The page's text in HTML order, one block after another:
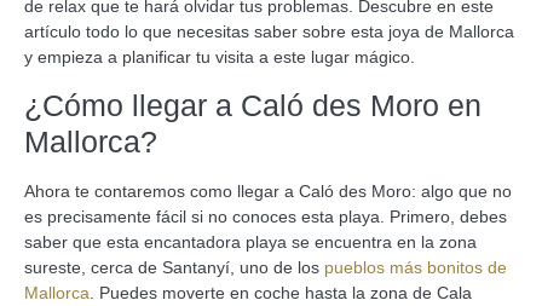
de relax que te hará olvidar tus problemas. Descubre en este
artículo todo lo que necesitas saber sobre esta joya de Mallorca
y empieza a planificar tu visita a este lugar mágico.
¿Cómo llegar a Caló des Moro en
Mallorca?
Ahora te contaremos como llegar a Caló des Moro: algo que no
es precisamente fácil si no conoces esta playa. Primero, debes
saber que esta encantadora playa se encuentra en la zona
sureste, cerca de Santanyí, uno de los pueblos más bonitos de
Mallorca . Puedes moverte en coche hasta la zona de Cala